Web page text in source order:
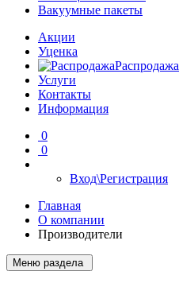
Вакуумные пакеты
Акции
Уценка
Распродажа
Услуги
Контакты
Информация
0
0
Вход\Регистрация
Главная
О компании
Производители
Меню раздела